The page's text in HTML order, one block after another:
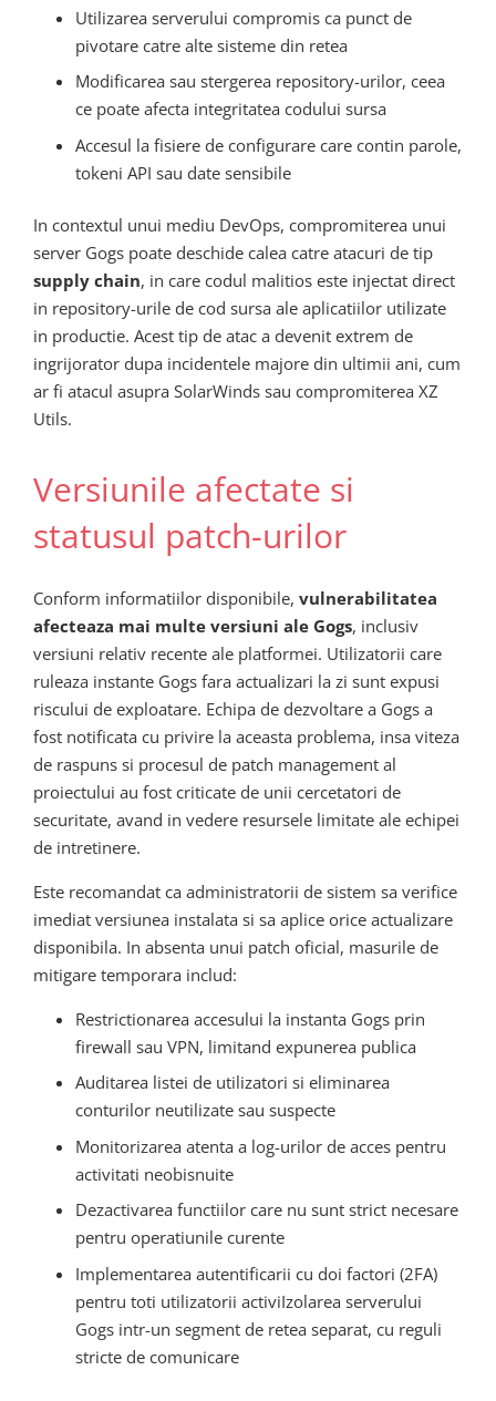
Utilizarea serverului compromis ca punct de
pivotare catre alte sisteme din retea
Modificarea sau stergerea repository-urilor, ceea
ce poate afecta integritatea codului sursa
Accesul la fisiere de configurare care contin parole,
tokeni API sau date sensibile
In contextul unui mediu DevOps, compromiterea unui
server Gogs poate deschide calea catre atacuri de tip
supply chain, in care codul malitios este injectat direct
in repository-urile de cod sursa ale aplicatiilor utilizate
in productie. Acest tip de atac a devenit extrem de
ingrijorator dupa incidentele majore din ultimii ani, cum
ar fi atacul asupra SolarWinds sau compromiterea XZ
Utils.
Versiunile afectate si
statusul patch-urilor
Conform informatiilor disponibile, vulnerabilitatea
afecteaza mai multe versiuni ale Gogs, inclusiv
versiuni relativ recente ale platformei. Utilizatorii care
ruleaza instante Gogs fara actualizari la zi sunt expusi
riscului de exploatare. Echipa de dezvoltare a Gogs a
fost notificata cu privire la aceasta problema, insa viteza
de raspuns si procesul de patch management al
proiectului au fost criticate de unii cercetatori de
securitate, avand in vedere resursele limitate ale echipei
de intretinere.
Este recomandat ca administratorii de sistem sa verifice
imediat versiunea instalata si sa aplice orice actualizare
disponibila. In absenta unui patch oficial, masurile de
mitigare temporara includ:
Restrictionarea accesului la instanta Gogs prin
firewall sau VPN, limitand expunerea publica
Auditarea listei de utilizatori si eliminarea
conturilor neutilizate sau suspecte
Monitorizarea atenta a log-urilor de acces pentru
activitati neobisnuite
Dezactivarea functiilor care nu sunt strict necesare
pentru operatiunile curente
Implementarea autentificarii cu doi factori (2FA)
pentru toti utilizatorii activiIzolarea serverului
Gogs intr-un segment de retea separat, cu reguli
stricte de comunicare